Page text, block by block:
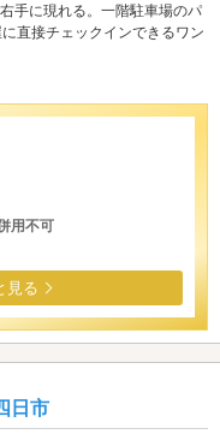
手に現れる。一階駐車場のパ
直接チェックインできるワン
用不可
見る
日市